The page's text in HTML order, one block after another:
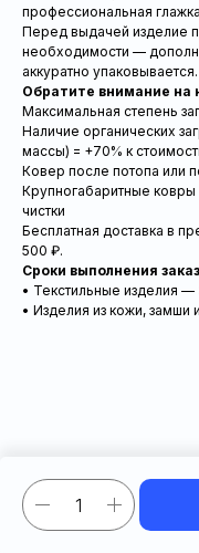
профессиональная
Перед выдачей изделие
необходимости —
аккуратно упаковывается.
Обратите внимание на
Максимальная степень
Наличие органических
массы) = +70% к
Ковер после потопа или
Крупногабаритные ковры
чистки
Бесплатная доставка в
500 ₽.
Сроки выполнения
• Текстильные изделия —
• Изделия из кожи, замши